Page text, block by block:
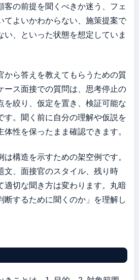
客の前提を聞くべきか迷う、フェ
てよいかわからない、施策提案で
い、といった状態を想定していま
から答えを教えてもらうための質
ース面接での質問は、思考停止の
を絞り、仮定を置き、検証可能な
す。聞く前に自分の理解や仮説を
性を保ったまま確認できます。
は構造を示すための架空例です。
文、面接官のスタイル、残り時
適切な聞き方は変わります。丸暗
断するために聞くのか」を理解し